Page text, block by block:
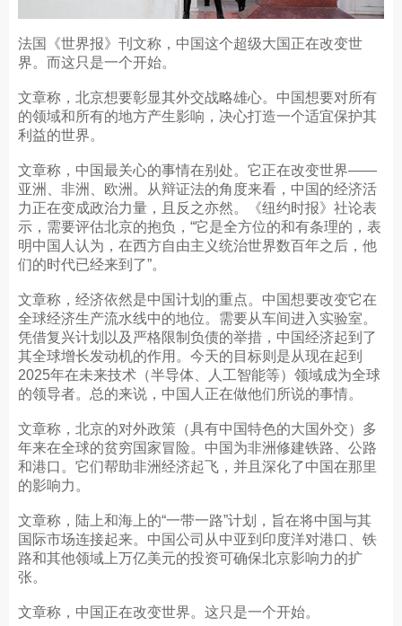
法国《世界报》刊文称，中国这个超级大国正在改变世
界。而这只是一个开始。
文章称，北京想要彰显其外交战略雄心。中国想要对所有
的领域和所有的地方产生影响，决心打造一个适宜保护其
利益的世界。
文章称，中国最关心的事情在别处。它正在改变世界——
亚洲、非洲、欧洲。从辩证法的角度来看，中国的经济活
力正在变成政治力量，且反之亦然。《纽约时报》社论表
示，需要评估北京的抱负，“它是全方位的和有条理的，表
明中国人认为，在西方自由主义统治世界数百年之后，他
们的时代已经来到了”。
文章称，经济依然是中国计划的重点。中国想要改变它在
全球经济生产流水线中的地位。需要从车间进入实验室。
凭借复兴计划以及严格限制负债的举措，中国经济起到了
其全球增长发动机的作用。今天的目标则是从现在起到
2025年在未来技术（半导体、人工智能等）领域成为全球
的领导者。总的来说，中国人正在做他们所说的事情。
文章称，北京的对外政策（具有中国特色的大国外交）多
年来在全球的贫穷国家冒险。中国为非洲修建铁路、公路
和港口。它们帮助非洲经济起飞，并且深化了中国在那里
的影响力。
文章称，陆上和海上的“一带一路”计划，旨在将中国与其
国际市场连接起来。中国公司从中亚到印度洋对港口、铁
路和其他领域上万亿美元的投资可确保北京影响力的扩
张。
文章称，中国正在改变世界。这只是一个开始。